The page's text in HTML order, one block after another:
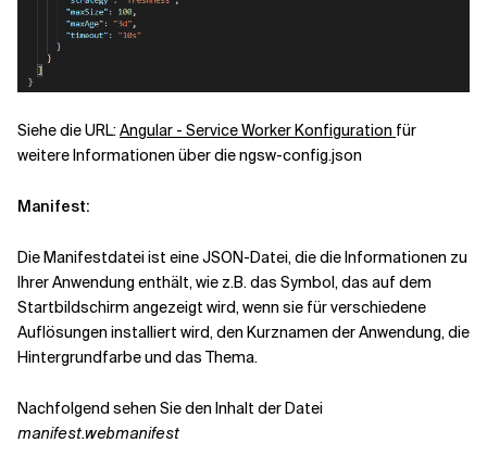
Siehe die URL:Angular - Service Worker Konfiguration für
weitere Informationen über die ngsw-config.json
Manifest:
Die Manifestdatei ist eine JSON-Datei, die die Informationen zu
Ihrer Anwendung enthält, wie z.B. das Symbol, das auf dem
Startbildschirm angezeigt wird, wenn sie für verschiedene
Auflösungen installiert wird, den Kurznamen der Anwendung, die
Hintergrundfarbe und das Thema.
Nachfolgend sehen Sie den Inhalt der Datei
manifest.webmanifest